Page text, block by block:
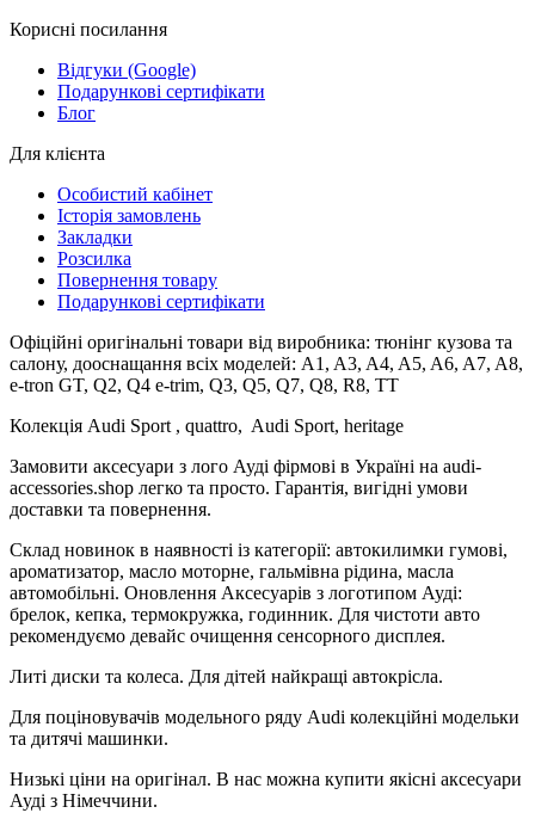
Корисні посилання
Відгуки (Google)
Подарункові сертифікати
Блог
Для клієнта
Особистий кабінет
Історія замовлень
Закладки
Розсилка
Повернення товару
Подарункові сертифікати
Офіційні оригінальні товари від виробника: тюнінг кузова та
салону, дооснащання всіх моделей: A1, A3, A4, A5, A6, A7, A8,
e-tron GT, Q2, Q4 e-trim, Q3, Q5, Q7, Q8, R8, TT
Колекція Audi Sport , quattro, Audi Sport, heritage
Замовити аксесуари з лого Ауді фірмові в Україні на audi-
accessories.shop легко та просто. Гарантія, вигідні умови
доставки та повернення.
Склад новинок в наявності із категорії: автокилимки гумові,
ароматизатор, масло моторне, гальмівна рідина, масла
автомобільні. Оновлення Аксесуарів з логотипом Ауді:
брелок, кепка, термокружка, годинник. Для чистоти авто
рекомендуємо девайс очищення сенсорного дисплея.
Литі диски та колеса. Для дітей найкращі автокрісла.
Для поціновувачів модельного ряду Audi колекційні модельки
та дитячі машинки.
Низькі ціни на оригінал. В нас можна купити якісні аксесуари
Ауді з Німеччини.